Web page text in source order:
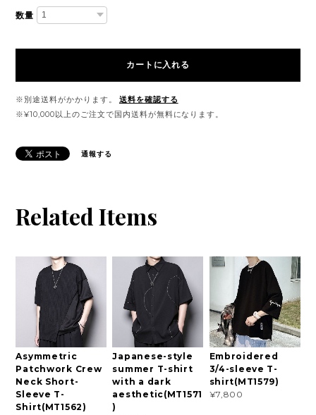
数量
カートに入れる
※別途送料がかかります。
送料を確認する
※¥10,000以上のご注文で国内送料が無料になります。
通報する
Related Items
Asymmetric
Patchwork Crew
Neck Short-
Sleeve T-
Shirt(MT1562)
Japanese-style
summer T-shirt
with a dark
aesthetic(MT1571
)
Embroidered
3/4-sleeve T-
shirt(MT1579)
¥7,800